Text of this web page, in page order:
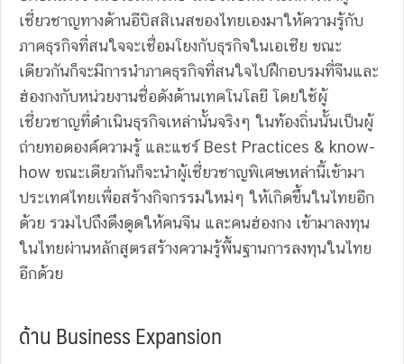
เชี่ยวชาญทางด้านอีบิสสิเนสของไทยเองมาให้ความรู้กับ
ภาคธุรกิจที่สนใจจะเชื่อมโยงกับธุรกิจในเอเชีย ขณะ
เดียวกันก็จะมีการนำภาคธุรกิจที่สนใจไปฝึกอบรมที่จีนและ
ฮ่องกงกับหน่วยงานชื่อดังด้านเทคโนโลยี โดยใช้ผู้
เชี่ยวชาญที่ดำเนินธุรกิจเหล่านั้นจริงๆ ในท้องถิ่นนั้นเป็นผู้
ถ่ายทอดองค์ความรู้ และแชร์ Best Practices & know-
how ขณะเดียวกันก็จะนำผู้เชี่ยวชาญพิเศษเหล่านี้เข้ามา
ประเทศไทยเพื่อสร้างกิจกรรมใหม่ๆ ให้เกิดขึ้นในไทยอีก
ด้วย รวมไปถึงดึงดูดให้คนจีน และคนฮ่องกง เข้ามาลงทุน
ในไทยผ่านหลักสูตรสร้างความรู้พื้นฐานการลงทุนในไทย
อีกด้วย
ด้าน Business Expansion